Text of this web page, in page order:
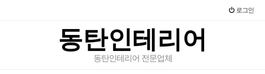
로그인
동탄인테리어
동탄인테리어 전문업체